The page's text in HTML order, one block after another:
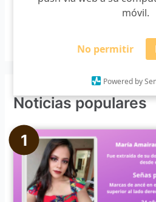
móvil.
No permitir
Powered by
a
o
Noticias populares